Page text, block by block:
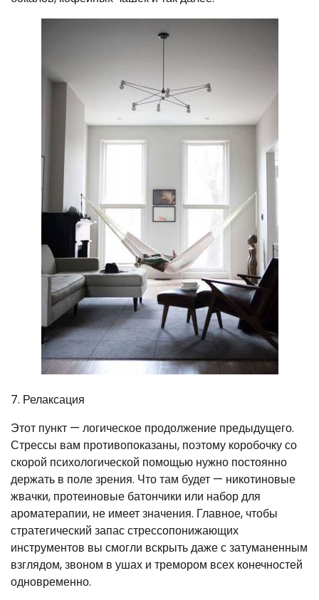
7. Релаксация
Этот пункт — логическое продолжение предыдущего.
Стрессы вам противопоказаны, поэтому коробочку со
скорой психологической помощью нужно постоянно
держать в поле зрения. Что там будет — никотиновые
жвачки, протеиновые батончики или набор для
ароматерапии, не имеет значения. Главное, чтобы
стратегический запас стрессопонижающих
инструментов вы смогли вскрыть даже с затуманенным
взглядом, звоном в ушах и тремором всех конечностей
одновременно.